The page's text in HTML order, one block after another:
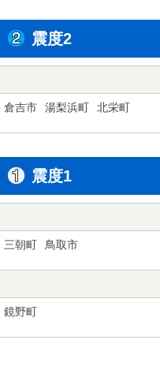
震度2
倉吉市 湯梨浜町 北栄町
震度1
三朝町 鳥取市
鏡野町